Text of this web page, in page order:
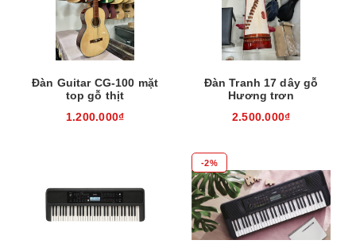
Đàn Guitar CG-100 mặt
top gỗ thịt
1.200.000₫
Đàn Tranh 17 dây gỗ
Hương trơn
2.500.000₫
-2%